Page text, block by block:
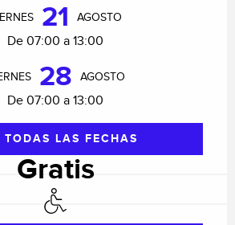
21 AGOSTO
De 07:00 a 13:00
28 AGOSTO
De 07:00 a 13:00
TODAS LAS FECHAS
Gratis
Acceso para minusválidos